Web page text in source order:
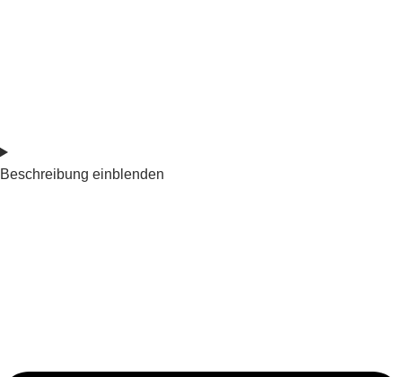
Beschreibung einblenden